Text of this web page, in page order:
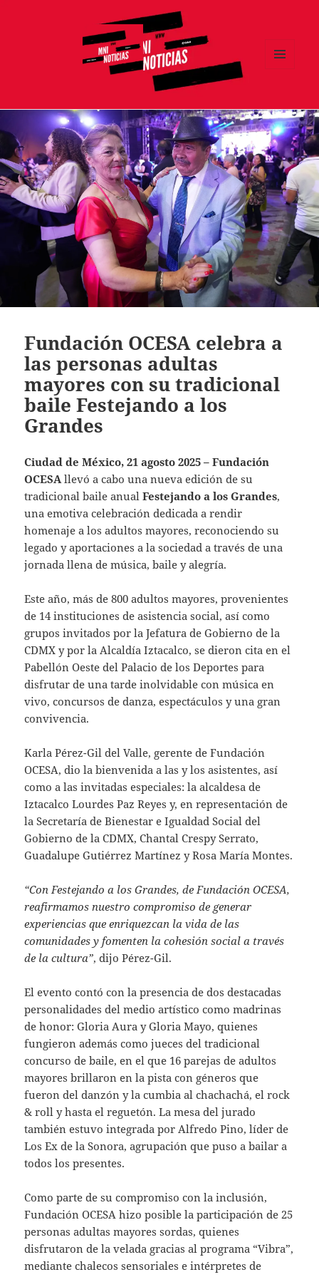
Fundación OCESA celebra a
las personas adultas
mayores con su tradicional
baile Festejando a los
Grandes
Ciudad de México, 21 agosto 2025 – Fundación
OCESA llevó a cabo una nueva edición de su
tradicional baile anualFestejando a los Grandes,
una emotiva celebración dedicada a rendir
homenaje a los adultos mayores, reconociendo su
legado y aportaciones a la sociedad a través de una
jornada llena de música, baile y alegría.
Este año, más de 800 adultos mayores, provenientes
de 14 instituciones de asistencia social, así como
grupos invitados por la Jefatura de Gobierno de la
CDMX y por la Alcaldía Iztacalco, se dieron cita en el
Pabellón Oeste del Palacio de los Deportes para
disfrutar de una tarde inolvidable con música en
vivo, concursos de danza, espectáculos y una gran
convivencia.
Karla Pérez-Gil del Valle, gerente de Fundación
OCESA, dio la bienvenida a las y los asistentes, así
como a las invitadas especiales: la alcaldesa de
Iztacalco Lourdes Paz Reyes y, en representación de
la Secretaría de Bienestar e Igualdad Social del
Gobierno de la CDMX, Chantal Crespy Serrato,
Guadalupe Gutiérrez Martínez y Rosa María Montes.
“Con Festejando a los Grandes, de Fundación OCESA,
reafirmamos nuestro compromiso de generar
experiencias que enriquezcan la vida de las
comunidades y fomenten la cohesión social a través
de la cultura”, dijo Pérez-Gil.
El evento contó con la presencia de dos destacadas
personalidades del medio artístico como madrinas
de honor: Gloria Aura y Gloria Mayo, quienes
fungieron además como jueces del tradicional
concurso de baile, en el que 16 parejas de adultos
mayores brillaron en la pista con géneros que
fueron del danzón y la cumbia al chachachá, el rock
& roll y hasta el reguetón. La mesa del jurado
también estuvo integrada por Alfredo Pino, líder de
Los Ex de la Sonora, agrupación que puso a bailar a
todos los presentes.
Como parte de su compromiso con la inclusión,
Fundación OCESA hizo posible la participación de 25
personas adultas mayores sordas, quienes
disfrutaron de la velada gracias al programa “Vibra”,
mediante chalecos sensoriales e intérpretes de